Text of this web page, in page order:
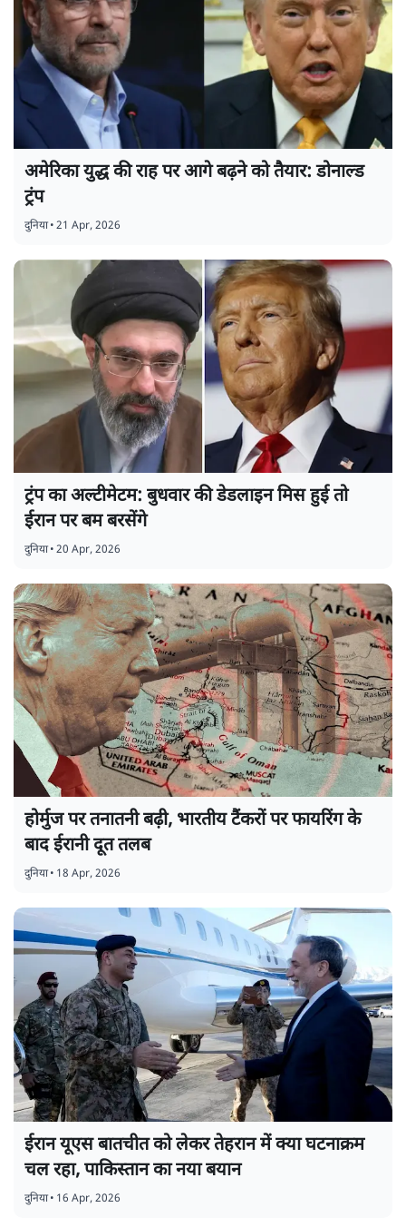
अमेरिका युद्ध की राह पर आगे बढ़ने को तैयार: डोनाल्ड
ट्रंप
दुनिया•21 Apr, 2026
ट्रंप का अल्टीमेटम: बुधवार की डेडलाइन मिस हुई तो
ईरान पर बम बरसेंगे
दुनिया•20 Apr, 2026
होर्मुज पर तनातनी बढ़ी, भारतीय टैंकरों पर फायरिंग के
बाद ईरानी दूत तलब
दुनिया• 18 Apr, 2026
ईरान यूएस बातचीत को लेकर तेहरान में क्या घटनाक्रम
चल रहा, पाकिस्तान का नया बयान
दुनिया• 16 Apr, 2026